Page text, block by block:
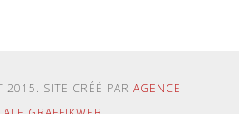
SITE CRÉÉ PAR AGENCE